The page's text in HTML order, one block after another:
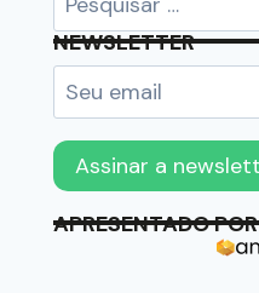
NEWSLETTER
APRESENTADO POR